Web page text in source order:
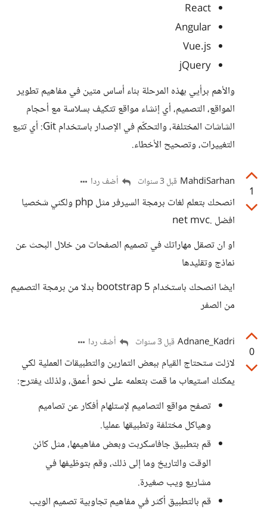
React
Angular
Vue.js
jQuery
والأهم برأيي بهذه المرحلة بناء أساس متين في مفاهيم تطوير
المواقع، التصميم، أي إنشاء مواقع تتكيف بسلاسة مع أحجام
الشاشات المختلفة، والتحكّم في الإصدار باستخدام Git: أي تتبع
التغييرات، وتصحيح الأخطاء.
1
MahdiSarhan قبل 3 سنوات أضف ردا
انصحك بتعلم لغات برمجة السيرفر مثل php ولكني شخصيا
افضل .net mvc
او ان تصقل مهاراتك في تصميم الصفحات من خلال البحث عن
نماذج وتقليدها
ايضا انصحك باستخدام bootstrap 5 بدلا من برمجة التصميم
من الصفر
0
Adnane_Kadri قبل 3 سنوات أضف ردا
لازلت ستحتاج القيام ببعض التمارين والتطبيقات العملية لكي
يمكنك استيعاب ما قمت بتعلمه على نحو أعمق، ولذلك يفترح:
تصفح مواقع التصاميم لإستلهام أفكار عن تصاميم
وهياكل مختلفة وتطبيقها عمليا.
قم بتطبيق جافاسكربت وبعض مفاهيمها، مثل كائن
الوقت والتاريخ وما إلى ذلك، وقم بتوظيفها في
مشاريع ويب صغيرة.
قم بالتطبيق أكثر في مفاهيم تجاوبية تصميم الويب